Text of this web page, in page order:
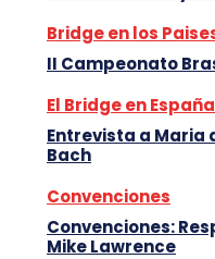
Bridge en los
II Campeonato
El Bridge en España
Entrevista a Maria
Bach
Convenciones
Convenciones:
Mike Lawrence